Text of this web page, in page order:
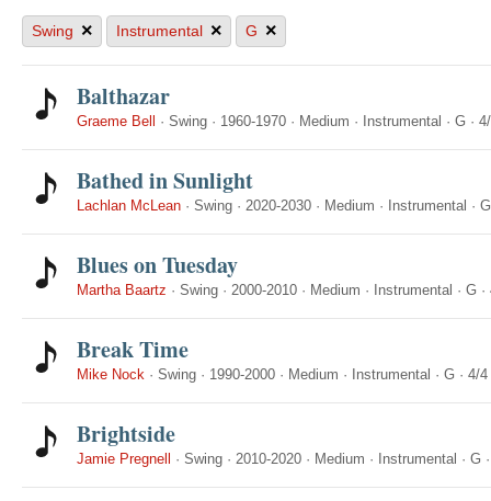
Swing × Instrumental × G ×
Balthazar
Graeme Bell · Swing · 1960-1970 · Medium · Instrumental · G ·
Bathed in Sunlight
Lachlan McLean · Swing · 2020-2030 · Medium · Instrumental · G
Blues on Tuesday
Martha Baartz · Swing · 2000-2010 · Medium · Instrumental · G ·
Break Time
Mike Nock · Swing · 1990-2000 · Medium · Instrumental · G · 4/4
Brightside
Jamie Pregnell · Swing · 2010-2020 · Medium · Instrumental · G